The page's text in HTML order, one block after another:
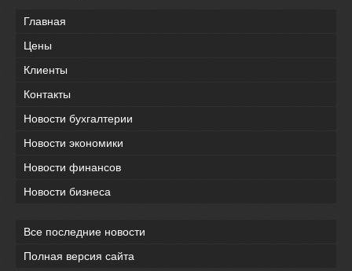
Главная
Цены
Клиенты
Контакты
Новости бухгалтерии
Новости экономики
Новости финансов
Новости бизнеса
Все последние новости
Полная версия сайта